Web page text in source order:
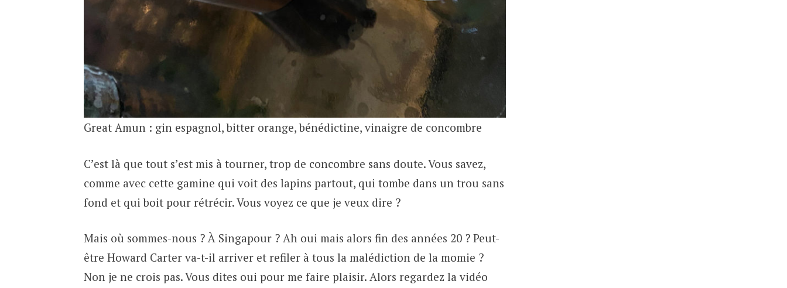
Great Amun : gin espagnol, bitter orange, bénédictine, vinaigre de concombre
C’est là que tout s’est mis à tourner, trop de concombre sans doute. Vous savez,
comme avec cette gamine qui voit des lapins partout, qui tombe dans un trou sans
fond et qui boit pour rétrécir. Vous voyez ce que je veux dire ?
Mais où sommes-nous ? À Singapour ? Ah oui mais alors fin des années 20 ? Peut-
être Howard Carter va-t-il arriver et refiler à tous la malédiction de la momie ?
Non je ne crois pas. Vous dites oui pour me faire plaisir. Alors regardez la vidéo